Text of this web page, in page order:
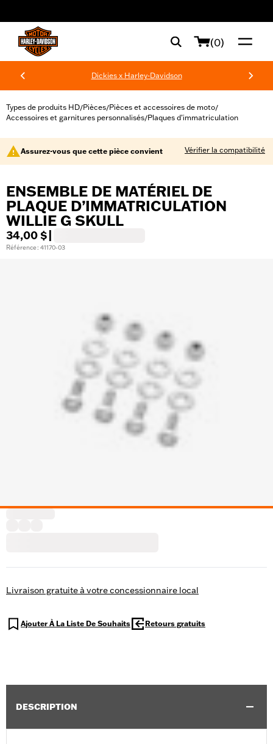
(0)
Dickies x Harley-Davidson
Types de produits HD/Pièces/Pièces et accessoires de moto/
Accessoires et garnitures personnalisés/Plaques d’immatriculation
Assurez-vous que cette pièce convient Vérifier la compatibilité
ENSEMBLE DE MATÉRIEL DE
PLAQUE D’IMMATRICULATION
WILLIE G SKULL
34,00 $
Référence : 41170-03
Livraison gratuite à votre concessionnaire local
Ajouter À La Liste De Souhaits Retours gratuits
DESCRIPTION